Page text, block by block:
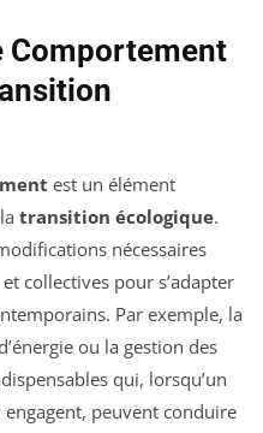
Comportement
est un élément
transition écologique.
nécessaires
collectives pour s’adapter
Par exemple, la
ou la gestion des
qui, lorsqu’un
engagent, peuvent conduire